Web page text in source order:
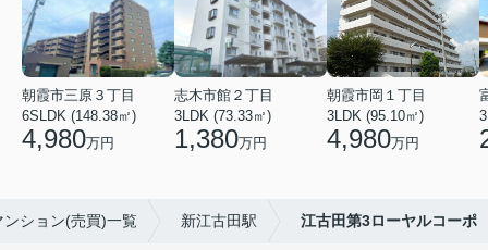
朝霞市三原３丁目
6SLDK (148.38㎡)
4,980万円
志木市館２丁目
3LDK (73.33㎡)
1,380万円
朝霞市岡１丁目
3LDK (95.10㎡)
4,980万円
ンション(売買)一覧 新江古田駅 江古田第3ローヤルコーポ